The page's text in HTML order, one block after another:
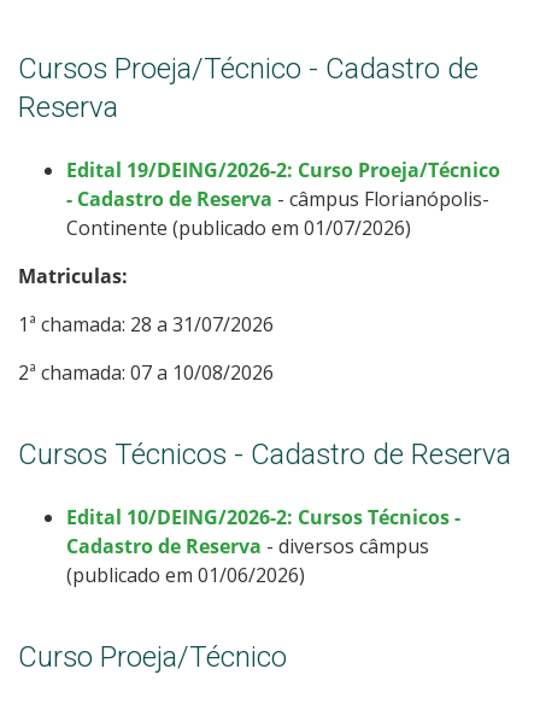
Orientações para Matrícula
Estatísticas dos Processos Seletivos
Cursos Proeja/Técnico - Cadastro de
Reserva
Edital 19/DEING/2026-2: Curso Proeja/Técnico
- Cadastro de Reserva - câmpus Florianópolis-
Continente (publicado em 01/07/2026)
Matriculas:
1ª chamada: 28 a 31/07/2026
2ª chamada: 07 a 10/08/2026
Cursos Técnicos - Cadastro de Reserva
Edital 10/DEING/2026-2: Cursos Técnicos -
Cadastro de Reserva - diversos câmpus
(publicado em 01/06/2026)
Curso Proeja/Técnico